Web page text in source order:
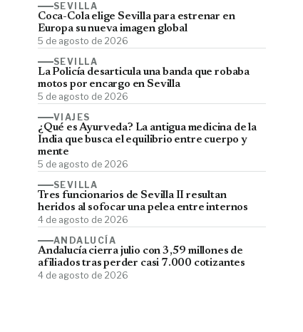
SEVILLA
Coca-Cola elige Sevilla para estrenar en
Europa su nueva imagen global
5 de agosto de 2026
SEVILLA
La Policía desarticula una banda que robaba
motos por encargo en Sevilla
5 de agosto de 2026
VIAJES
¿Qué es Ayurveda? La antigua medicina de la
India que busca el equilibrio entre cuerpo y
mente
5 de agosto de 2026
SEVILLA
Tres funcionarios de Sevilla II resultan
heridos al sofocar una pelea entre internos
4 de agosto de 2026
ANDALUCÍA
Andalucía cierra julio con 3,59 millones de
afiliados tras perder casi 7.000 cotizantes
4 de agosto de 2026